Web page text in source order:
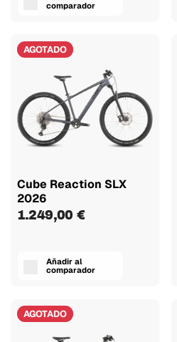
comparador
AGOTADO
Cube Reaction SLX
2026
1.249,00 €
Añadir al
comparador
AGOTADO